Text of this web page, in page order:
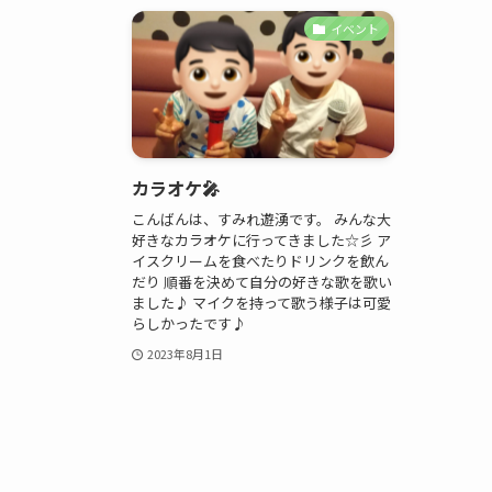
イベント
カラオケ🎤
こんばんは、すみれ遊湧です。 みんな大
好きなカラオケに行ってきました☆彡 ア
イスクリームを食べたりドリンクを飲ん
だり 順番を決めて自分の好きな歌を歌い
ました♪ マイクを持って歌う様子は可愛
らしかったです♪
2023年8月1日